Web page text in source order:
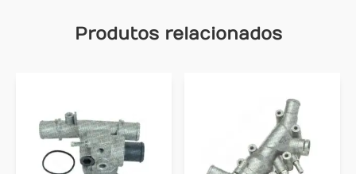
Produtos relacionados